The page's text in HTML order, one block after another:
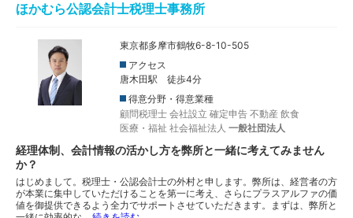
ほかむら公認会計士税理士事務所
東京都多摩市鶴牧6-8-10-505
アクセス
唐木田駅 徒歩4分
得意分野・得意業種
顧問税理士 会社設立 確定申告 不動産 飲食
医療・福祉 社会福祉法人 一般社団法人
経理体制、会計情報の活かし方を弊所と一緒に考えてみません
か？
はじめまして。税理士・公認会計士の外村と申します。弊所は、経営者の方
が本業に集中していただけることを第一に考え、さらにプラスアルファの価
値を御提供できるよう全力でサポートさせていただきます。まずは、弊所と